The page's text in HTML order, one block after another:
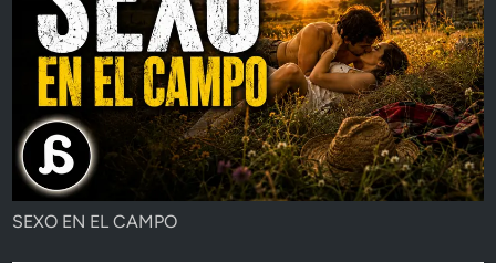
SEXO EN EL CAMPO